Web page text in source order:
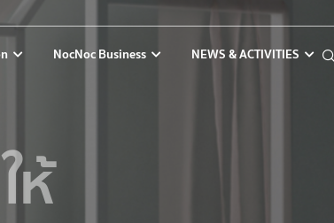
NocNoc Business NEWS & ACTIVITIES
ห้